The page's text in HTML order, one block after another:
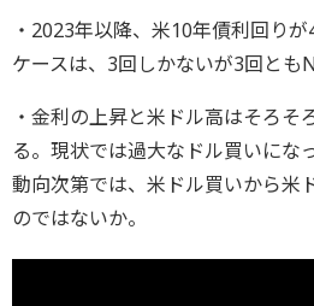
・2023年以降、米10年債利回り
ケースは、3回しかないが3回とも
・金利の上昇と米ドル高はそろそ
る。現状では過大なドル買いにな
動向次第では、米ドル買いから米
のではないか。